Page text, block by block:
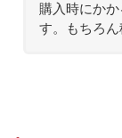
購入時手
購入時にか
す。もちろん